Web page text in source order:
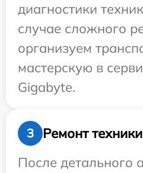
диагностики
случае сложного
организуем
мастерскую в
Gigabyte.
3
Ремонт техники
После детального